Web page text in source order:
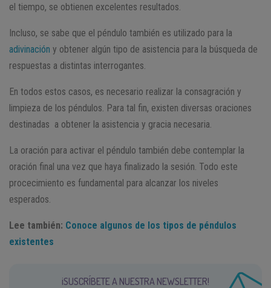
el tiempo, se obtienen excelentes resultados.
Incluso, se sabe que el péndulo también es utilizado para la
adivinación y obtener algún tipo de asistencia para la búsqueda de
respuestas a distintas interrogantes.
En todos estos casos, es necesario realizar la consagración y
limpieza de los péndulos. Para tal fin, existen diversas oraciones
destinadas a obtener la asistencia y gracia necesaria.
La oración para activar el péndulo también debe contemplar la
oración final una vez que haya finalizado la sesión. Todo este
procecimiento es fundamental para alcanzar los niveles
esperados.
Lee también: Conoce algunos de los tipos de péndulos
existentes
¡SUSCRÍBETE A NUESTRA NEWSLETTER!